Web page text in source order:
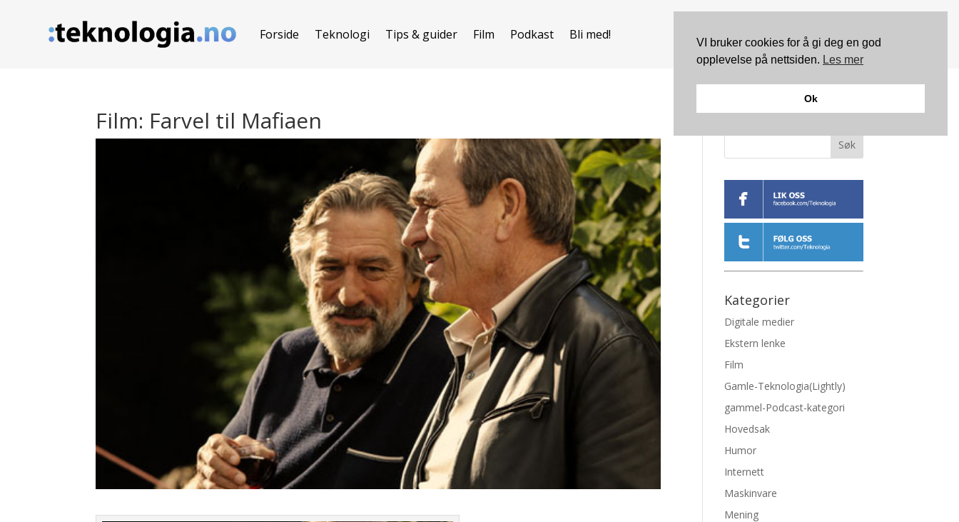
Forside Teknologi Tips & guider Film Podkast Bli med!
Film: Farvel til Mafiaen Søk
Kategorier
Digitale medier
Ekstern lenke
Film
Gamle-Teknologia(Lightly)
gammel-Podcast-kategori
Hovedsak
Humor
Internett
Maskinvare
Mening
VI bruker cookies for å gi deg en god
opplevelse på nettsiden. Les mer
Ok